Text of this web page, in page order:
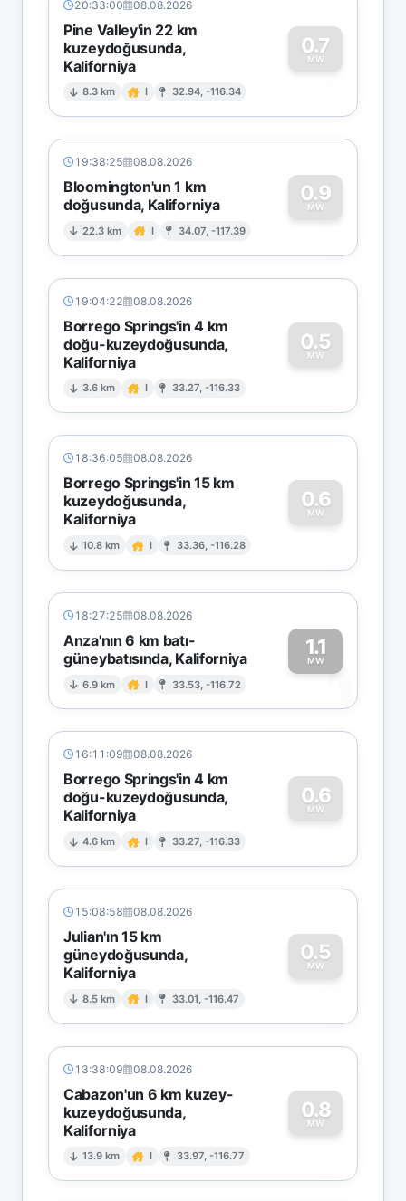
20:33:00 08.08.2026
Pine Valley'in 22 km
kuzeydoğusunda,
Kaliforniya
8.3 km I 32.94, -116.34
0.7
MW
0
19:38:25 08.08.2026
Bloomington'un 1 km
doğusunda, Kaliforniya
22.3 km I 34.07, -117.39
0.9
MW
0
19:04:22 08.08.2026
Borrego Springs'in 4 km
doğu-kuzeydoğusunda,
Kaliforniya
3.6 km I 33.27, -116.33
0.5
MW
0
18:36:05 08.08.2026
Borrego Springs'in 15 km
kuzeydoğusunda,
Kaliforniya
10.8 km I 33.36, -116.28
0.6
MW
0
18:27:25 08.08.2026
Anza'nın 6 km batı-
güneybatısında, Kaliforniya
6.9 km I 33.53, -116.72
1.1
MW1
16:11:09 08.08.2026
Borrego Springs'in 4 km
doğu-kuzeydoğusunda,
Kaliforniya
4.6 km I 33.27, -116.33
0.6
MW
0
15:08:58 08.08.2026
Julian'ın 15 km
güneydoğusunda,
Kaliforniya
8.5 km I 33.01, -116.47
0.5
MW
0
13:38:09 08.08.2026
Cabazon'un 6 km kuzey-
kuzeydoğusunda,
Kaliforniya
13.9 km I 33.97, -116.77
0.8
MW
0